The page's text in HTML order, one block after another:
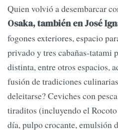
Quien volvió a desembarcar
Osaka, también en José
fogones exteriores, espacio
privado y tres cabañas-tatami
distinta, entre otros espacios,
fusión de tradiciones
deleitarse? Ceviches con
tiraditos (incluyendo el
día, pulpo crocante, emulsión